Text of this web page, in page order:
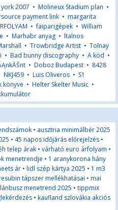
2007 • Molineux Stadium plan •
payment link • margarita
•faiparigépek • William
• Marhabr anyag • ltalnos
• Trowbridge Artist • Tolnay
• Bad bunny discography • A köd •
• Doboz Budapest • 8428
NKJ459 • Luis Oliveros • S1
könyve • Helter Skelter Music •
• ausztria minimálbér 2025
• 45 napos időjárás előrejelzés •
telep árak • várható euro árfolyam •
menetrendje • 1 aranykorona hány
ár • lidl szép kártya 2025 • 1 m3
tápszer mellékhatásai • mai
menetrend 2025 • tippmix
• kaufland szlovákia akciós